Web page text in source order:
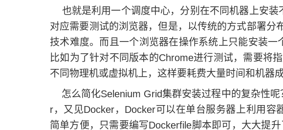
也就是利用一个调度中心，分别在不同机器上安装
对应需要测试的浏览器，但是，以传统的方式部署分
技术难度。而且一个浏览器在操作系统上只能安装一
比如为了针对不同版本的Chrome进行测试，需要将
不同物理机或虚拟机上，这样要耗费大量时间和机器
怎么简化Selenium Grid集群安装过程中的复杂性呢
r，又见Docker，Docker可以在单台服务器上利用容
简单方便，只需要编写Dockerfile脚本即可，大大提